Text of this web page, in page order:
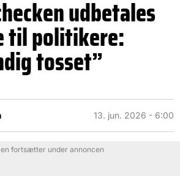
udbetales
til politikere:
tosset”
13. jun. 2026 - 6:00
fortsætter under annoncen